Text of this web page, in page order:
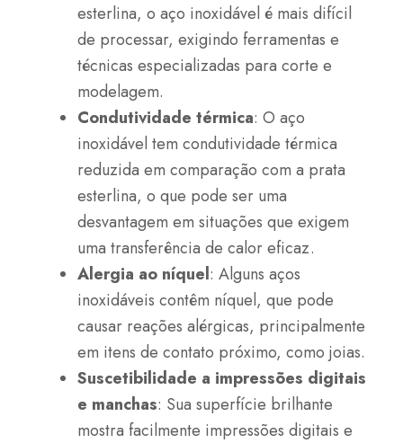
esterlina, o aço inoxidável é mais difícil
de processar, exigindo ferramentas e
técnicas especializadas para corte e
modelagem.
Condutividade térmica: O aço
inoxidável tem condutividade térmica
reduzida em comparação com a prata
esterlina, o que pode ser uma
desvantagem em situações que exigem
uma transferência de calor eficaz.
Alergia ao níquel: Alguns aços
inoxidáveis contêm níquel, que pode
causar reações alérgicas, principalmente
em itens de contato próximo, como joias.
Suscetibilidade a impressões digitais
e manchas: Sua superfície brilhante
mostra facilmente impressões digitais e